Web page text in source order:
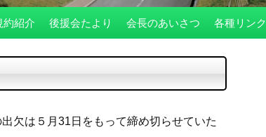
約紹介 後援会たより 会長のあいさつ 各種リンク
欠は５月31日をもって締め切らせていた